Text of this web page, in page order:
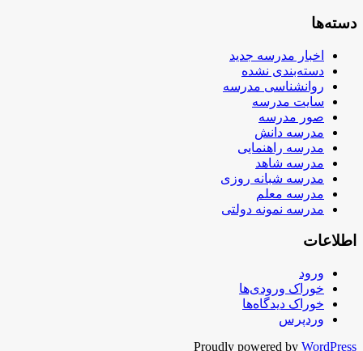
دسته‌ها
اخبار مدرسه جدید
دسته‌بندی نشده
روانشناسی مدرسه
سایت مدرسه
صور مدرسه
مدرسه دانش
مدرسه راهنمایی
مدرسه شاهد
مدرسه شبانه روزی
مدرسه معلم
مدرسه نمونه دولتی
اطلاعات
ورود
خوراک ورودی‌ها
خوراک دیدگاه‌ها
وردپرس
Proudly powered by WordPress